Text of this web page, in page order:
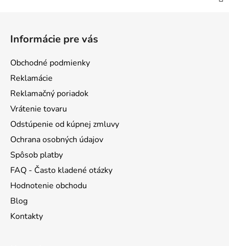
Informácie pre vás
Obchodné podmienky
Reklamácie
Reklamačný poriadok
Vrátenie tovaru
Odstúpenie od kúpnej zmluvy
Ochrana osobných údajov
Spôsob platby
FAQ - Často kladené otázky
Hodnotenie obchodu
Blog
Kontakty